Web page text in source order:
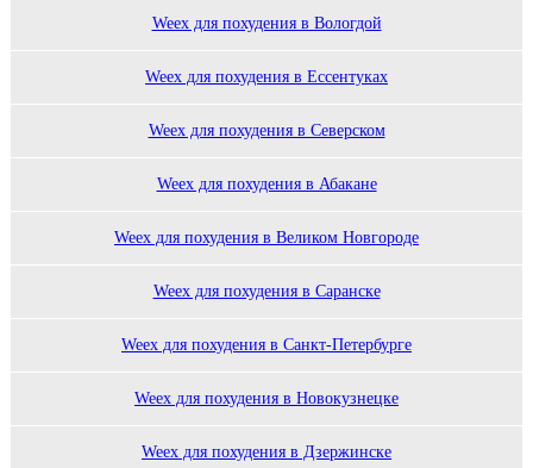
Weex для похудения в Вологдой
Weex для похудения в Ессентуках
Weex для похудения в Северском
Weex для похудения в Абакане
Weex для похудения в Великом Новгороде
Weex для похудения в Саранске
Weex для похудения в Санкт-Петербурге
Weex для похудения в Новокузнецке
Weex для похудения в Дзержинске